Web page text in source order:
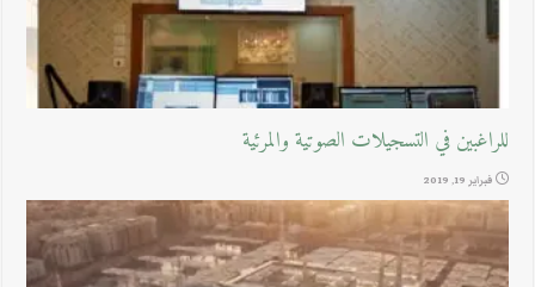
للراغبين في التسجيلات الصوتية والمرئية
فبراير 19, 2019